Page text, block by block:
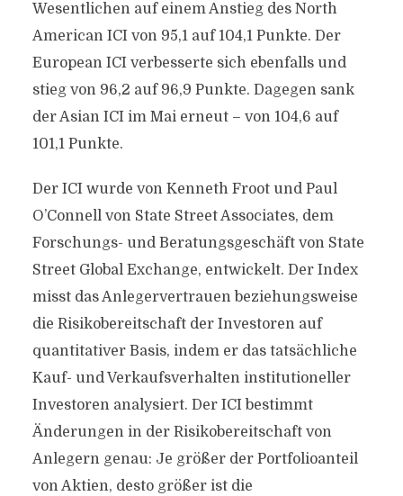
Wesentlichen auf einem Anstieg des North
American ICI von 95,1 auf 104,1 Punkte. Der
European ICI verbesserte sich ebenfalls und
stieg von 96,2 auf 96,9 Punkte. Dagegen sank
der Asian ICI im Mai erneut – von 104,6 auf
101,1 Punkte.
Der ICI wurde von Kenneth Froot und Paul
O’Connell von State Street Associates, dem
Forschungs- und Beratungsgeschäft von State
Street Global Exchange, entwickelt. Der Index
misst das Anlegervertrauen beziehungsweise
die Risikobereitschaft der Investoren auf
quantitativer Basis, indem er das tatsächliche
Kauf- und Verkaufsverhalten institutioneller
Investoren analysiert. Der ICI bestimmt
Änderungen in der Risikobereitschaft von
Anlegern genau: Je größer der Portfolioanteil
von Aktien, desto größer ist die